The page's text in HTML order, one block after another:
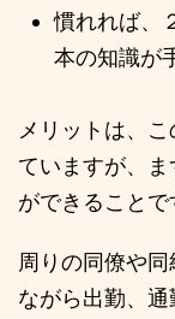
慣れれば、
本の知識が
メリットは、
ていますが、
ができることで
周りの同僚や
ながら出勤、